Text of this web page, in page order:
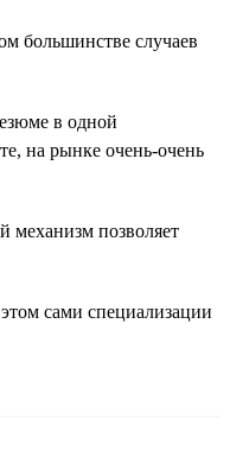
большинстве случаев
в одной
на рынке очень-очень
механизм позволяет
сами специализации